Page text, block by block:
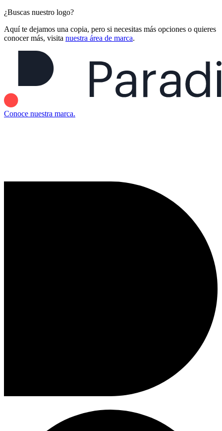
¿Buscas nuestro logo?
Aquí te dejamos una copia, pero si necesitas más opciones o quieres
conocer más, visita nuestra área de marca.
Conoce nuestra marca.